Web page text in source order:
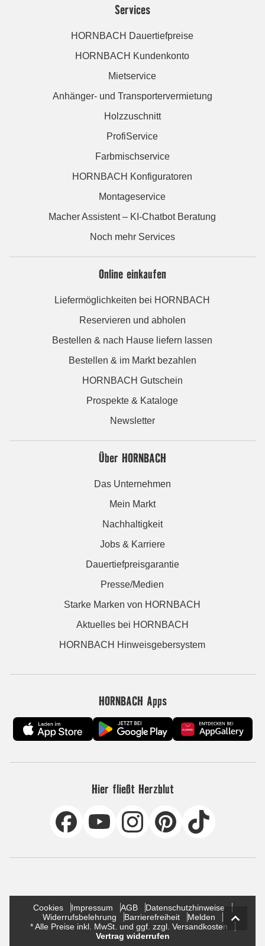
Services
HORNBACH Dauertiefpreise
HORNBACH Kundenkonto
Mietservice
Anhänger- und Transportervermietung
Holzzuschnitt
ProfiService
Farbmischservice
HORNBACH Konfiguratoren
Montageservice
Macher Assistent – KI-Chatbot Beratung
Noch mehr Services
Online einkaufen
Liefermöglichkeiten bei HORNBACH
Reservieren und abholen
Bestellen & nach Hause liefern lassen
Bestellen & im Markt bezahlen
HORNBACH Gutschein
Prospekte & Kataloge
Newsletter
Über HORNBACH
Das Unternehmen
Mein Markt
Nachhaltigkeit
Jobs & Karriere
Dauertiefpreisgarantie
Presse/Medien
Starke Marken von HORNBACH
Aktuelles bei HORNBACH
HORNBACH Hinweisgebersystem
HORNBACH Apps
Hier fließt Herzblut
Cookies Impressum AGB
Datenschutzhinweise
Widerrufsbelehrung
Barrierefreiheit
Melden
* Alle Preise inkl. MwSt. und ggf. zzgl. Versandkosten
Vertrag widerrufen